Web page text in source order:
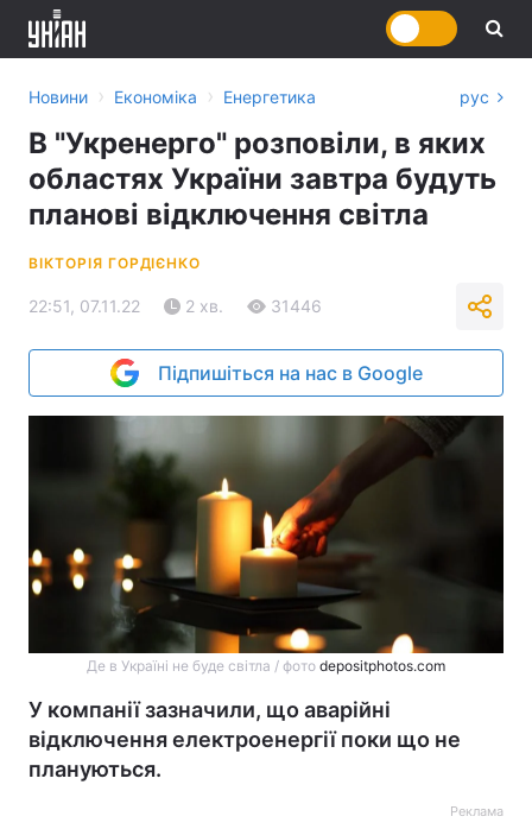
Новини › Економіка › Енергетика рус
В "Укренерго" розповіли, в яких
областях України завтра будуть
планові відключення світла
ВІКТОРІЯ ГОРДІЄНКО
22:51, 07.11.22 2 хв. 31446
Підпишіться на нас в Google
Де в Україні не буде світла / фото depositphotos.com
У компанії зазначили, що аварійні
відключення електроенергії поки що не
плануються.
Реклама